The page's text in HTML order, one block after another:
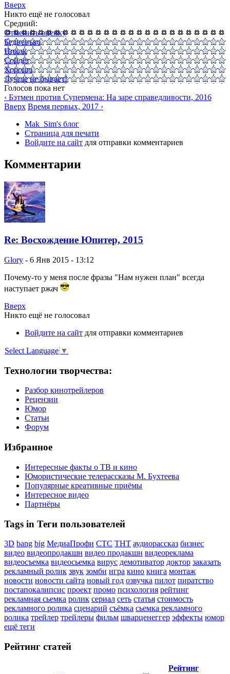
Вверх
Никто ещё не голосовал
Средний:
Отменить оценку
Бедненько
Никак
Сойдёт
Хорошо
Лучше не бывает!
Голосов пока нет
‹ Бэтмен против Супермена: На заре справедливости, 2016
Вверх Время первых, 2017 ›
Mak_Sim's блог
Страница для печати
Войдите на сайт для отправки комментариев
Комментарии
Re: Восхождение Юпитер, 2015
Glory - 6 Янв 2015 - 13:12
Почему-то у меня после фразы "Нам нужен план" всегда
наступает ржач
Вверх
Никто ещё не голосовал
Войдите на сайт для отправки комментариев
Select Language ▼
Технологии творчества:
Разбор кинотрейлеров
Рецензии
Юмор
Статьи
Форум
Избранное
Интересные факты о ТВ и кино
Юмористические телерассказы М. Бухтеева
Популярные креативные приёмы
Интересное видео
Партнёры
Tags in Теги пользователей
3D bang big МедиаПрофи СТС ТНТ аудиорассказ бизнес
видео видеопродакшн видео продакшн видеореклама
видеосъемка видеосьемка вирус демотиватор доктор заказать
рекламный ролик звук зомби игра кино книга монтаж
новости новости сайта новый год озвучка пилот пиратство
постапокалипсис проект промо психология рейтинг
рекламная сьемка ролик сериал сеть статья стоимость
рекламного ролика сценарий съёмка сьемка рекламного
ролика трейлер трейлеры фильм шварценеггер эффекты юмор
ещё теги
Рейтинг статей
Рейтинг